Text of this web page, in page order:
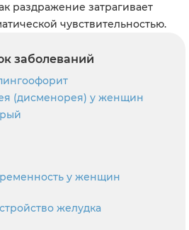
раздражение затрагивает
чувствительностью.
заболеваний
(дисменорея) у женщин
у женщин
желудка